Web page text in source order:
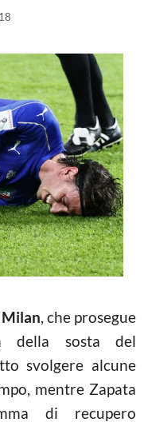
Milan, che prosegue
della sosta del
svolgere alcune
mentre Zapata
di recupero